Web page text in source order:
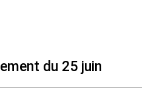
les nouveaux commentaires
du 25 juin